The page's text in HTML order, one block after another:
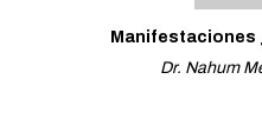
Dr. Nahum